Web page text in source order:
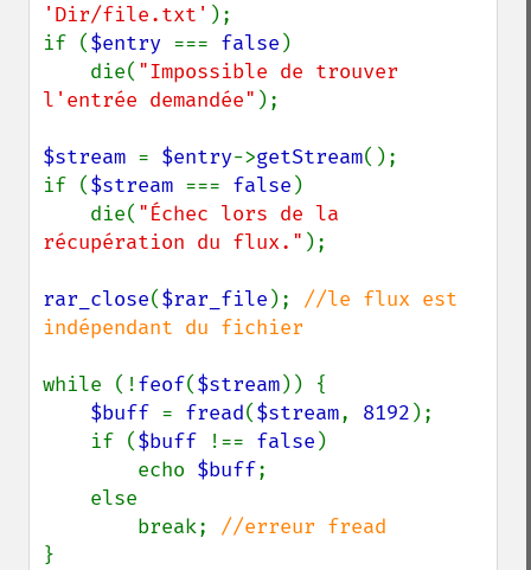
'Dir/file.txt' );
if ($entry === false )
    die(
"Impossible de trouver
l'entrée demandée" );
$stream = $entry->getStream();
if ($stream === false )
    die(
"Échec lors de la
récupération du flux." );
rar_close($rar_file ); //le flux est
indépendant du fichier
while (!feof($stream)) {
$buff = fread($stream, 8192 );
    if (
$buff !== false )
        echo
$buff;
        break;
}